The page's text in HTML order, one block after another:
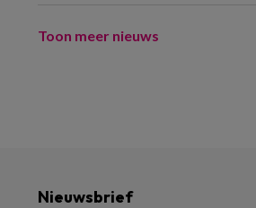
Toon meer nieuws
Nieuwsbrief